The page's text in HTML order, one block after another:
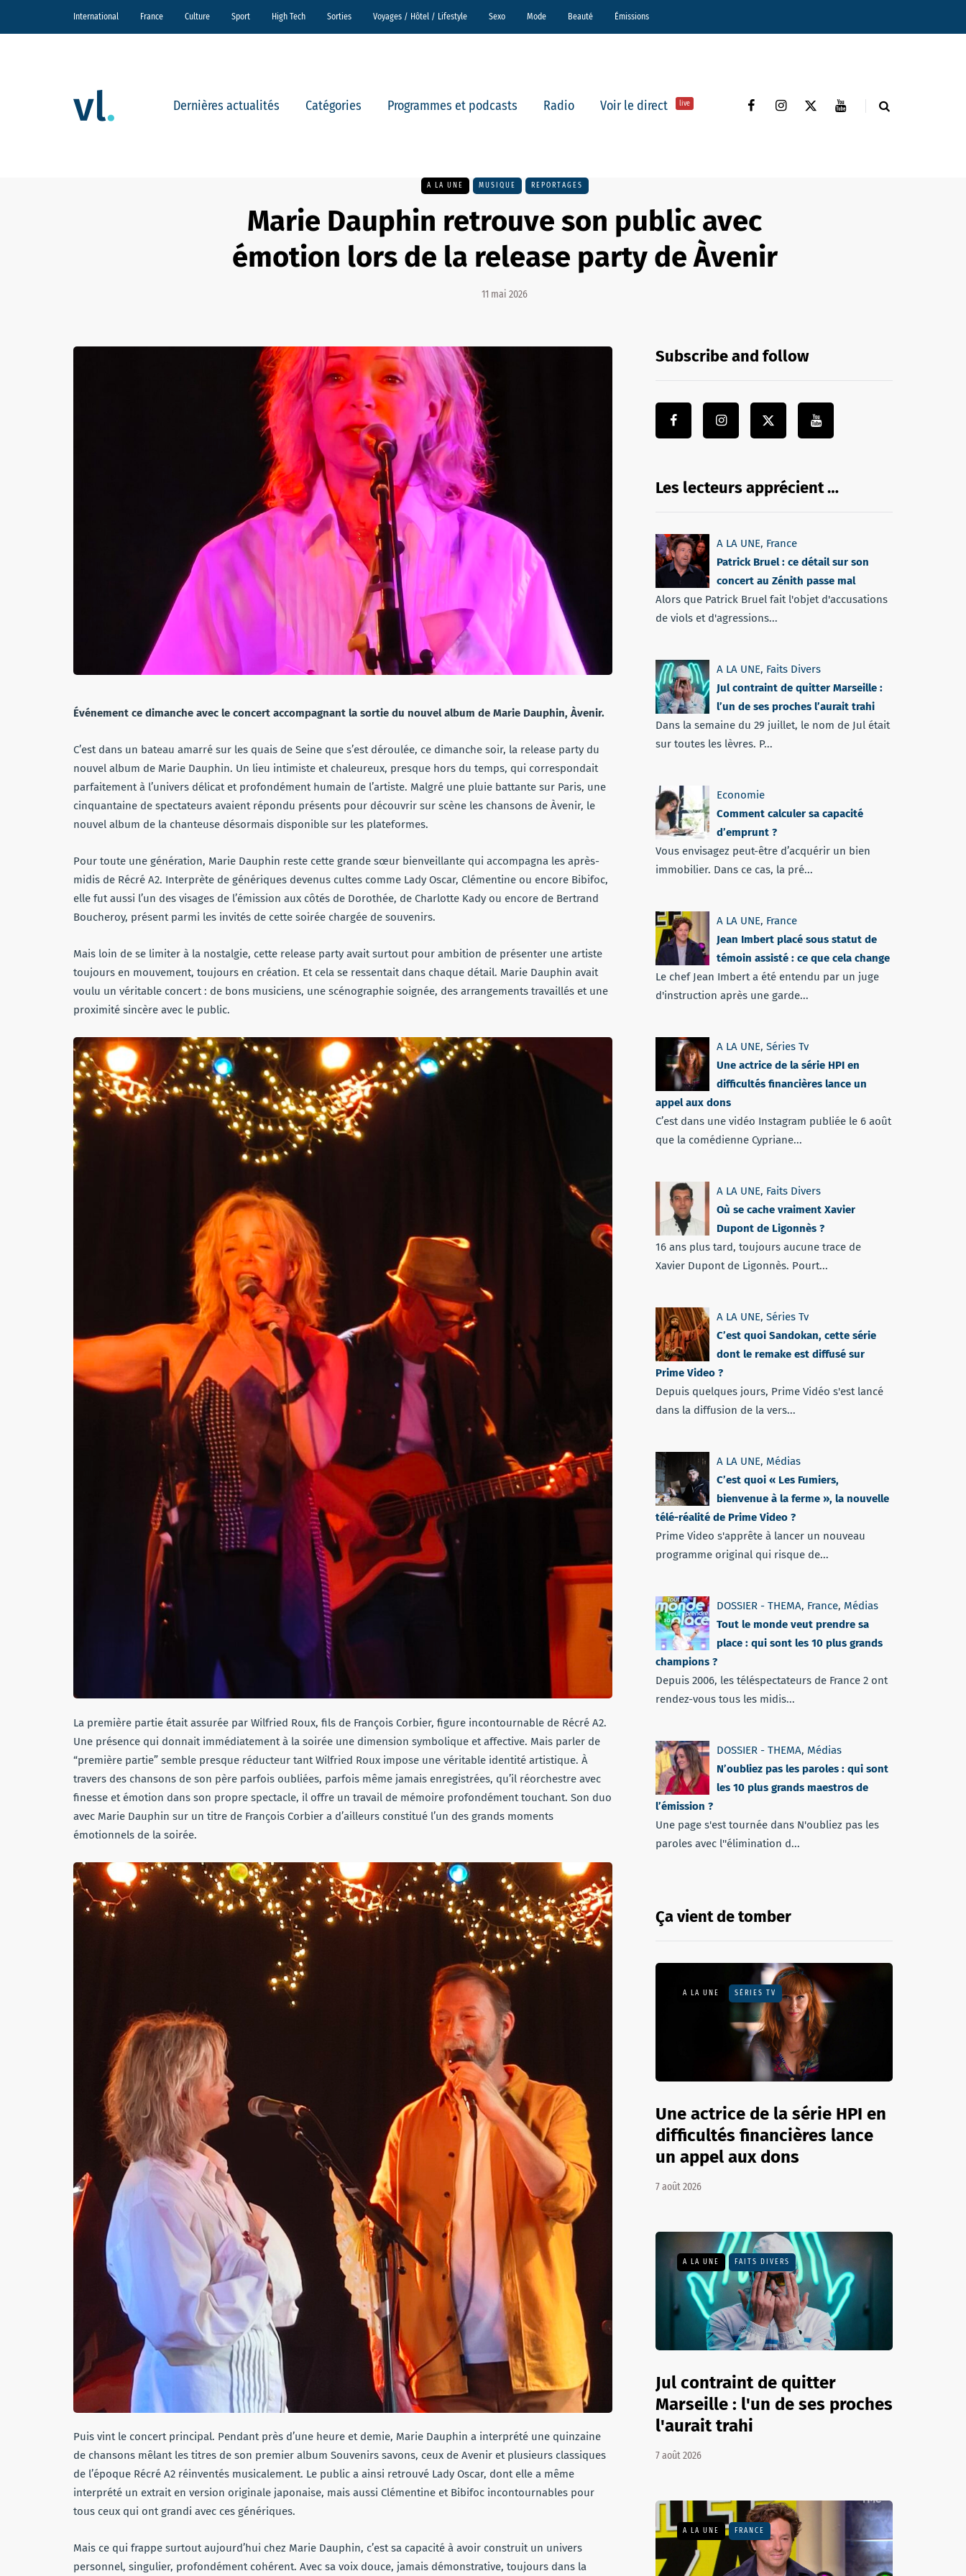
International France Culture Sport High Tech Sorties Voyages / Hôtel / Lifestyle Sexo Mode Beauté Émissions
Dernières actualités Catégories Programmes et podcasts Radio Voir le direct live
A LA UNE MUSIQUE REPORTAGES
Marie Dauphin retrouve son public avec
émotion lors de la release party de Àvenir
11 mai 2026
Événement ce dimanche avec le concert accompagnant la sortie du nouvel album de Marie Dauphin, Àvenir.
C’est dans un bateau amarré sur les quais de Seine que s’est déroulée, ce dimanche soir, la release party du
nouvel album de Marie Dauphin. Un lieu intimiste et chaleureux, presque hors du temps, qui correspondait
parfaitement à l’univers délicat et profondément humain de l’artiste. Malgré une pluie battante sur Paris, une
cinquantaine de spectateurs avaient répondu présents pour découvrir sur scène les chansons de Àvenir, le
nouvel album de la chanteuse désormais disponible sur les plateformes.
Pour toute une génération, Marie Dauphin reste cette grande sœur bienveillante qui accompagna les après-
midis de Récré A2. Interprète de génériques devenus cultes comme Lady Oscar, Clémentine ou encore Bibifoc,
elle fut aussi l’un des visages de l’émission aux côtés de Dorothée, de Charlotte Kady ou encore de Bertrand
Boucheroy, présent parmi les invités de cette soirée chargée de souvenirs.
Mais loin de se limiter à la nostalgie, cette release party avait surtout pour ambition de présenter une artiste
toujours en mouvement, toujours en création. Et cela se ressentait dans chaque détail. Marie Dauphin avait
voulu un véritable concert : de bons musiciens, une scénographie soignée, des arrangements travaillés et une
proximité sincère avec le public.
La première partie était assurée par Wilfried Roux, fils de François Corbier, figure incontournable de Récré A2.
Une présence qui donnait immédiatement à la soirée une dimension symbolique et affective. Mais parler de
“première partie” semble presque réducteur tant Wilfried Roux impose une véritable identité artistique. À
travers des chansons de son père parfois oubliées, parfois même jamais enregistrées, qu’il réorchestre avec
finesse et émotion dans son propre spectacle, il offre un travail de mémoire profondément touchant. Son duo
avec Marie Dauphin sur un titre de François Corbier a d’ailleurs constitué l’un des grands moments
émotionnels de la soirée.
Puis vint le concert principal. Pendant près d’une heure et demie, Marie Dauphin a interprété une quinzaine
de chansons mêlant les titres de son premier album Souvenirs savons, ceux de Avenir et plusieurs classiques
de l’époque Récré A2 réinventés musicalement. Le public a ainsi retrouvé Lady Oscar, dont elle a même
interprété un extrait en version originale japonaise, mais aussi Clémentine et Bibifoc incontournables pour
tous ceux qui ont grandi avec ces génériques.
Mais ce qui frappe surtout aujourd’hui chez Marie Dauphin, c’est sa capacité à avoir construit un univers
personnel, singulier, profondément cohérent. Avec sa voix douce, jamais démonstrative, toujours dans la
Subscribe and follow
Les lecteurs apprécient …
A LA UNE, France
Patrick Bruel : ce détail sur son
concert au Zénith passe mal
Alors que Patrick Bruel fait l'objet d'accusations
de viols et d'agressions...
A LA UNE, Faits Divers
Jul contraint de quitter Marseille :
l’un de ses proches l’aurait trahi
Dans la semaine du 29 juillet, le nom de Jul était
sur toutes les lèvres. P...
Economie
Comment calculer sa capacité
d’emprunt ?
Vous envisagez peut-être d’acquérir un bien
immobilier. Dans ce cas, la pré...
A LA UNE, France
Jean Imbert placé sous statut de
témoin assisté : ce que cela change
Le chef Jean Imbert a été entendu par un juge
d'instruction après une garde...
A LA UNE, Séries Tv
Une actrice de la série HPI en
difficultés financières lance un
appel aux dons
C’est dans une vidéo Instagram publiée le 6 août
que la comédienne Cypriane...
A LA UNE, Faits Divers
Où se cache vraiment Xavier
Dupont de Ligonnès ?
16 ans plus tard, toujours aucune trace de
Xavier Dupont de Ligonnès. Pourt...
A LA UNE, Séries Tv
C’est quoi Sandokan, cette série
dont le remake est diffusé sur
Prime Video ?
Depuis quelques jours, Prime Vidéo s'est lancé
dans la diffusion de la vers...
A LA UNE, Médias
C’est quoi « Les Fumiers,
bienvenue à la ferme », la nouvelle
télé-réalité de Prime Video ?
Prime Video s'apprête à lancer un nouveau
programme original qui risque de...
DOSSIER - THEMA, France, Médias
Tout le monde veut prendre sa
place : qui sont les 10 plus grands
champions ?
Depuis 2006, les téléspectateurs de France 2 ont
rendez-vous tous les midis...
DOSSIER - THEMA, Médias
N’oubliez pas les paroles : qui sont
les 10 plus grands maestros de
l’émission ?
Une page s'est tournée dans N'oubliez pas les
paroles avec l''élimination d...
Ça vient de tomber
A LA UNE SÉRIES TV
Une actrice de la série HPI en
difficultés financières lance
un appel aux dons
7 août 2026
A LA UNE FAITS DIVERS
Jul contraint de quitter
Marseille : l'un de ses proches
l'aurait trahi
7 août 2026
A LA UNE FRANCE